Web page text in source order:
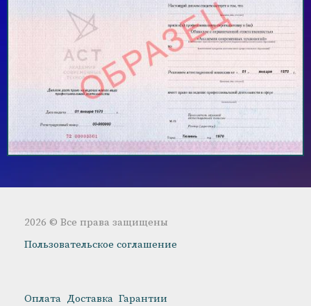
2026 © Все права защищены
Пользовательское соглашение
Оплата Доставка Гарантии